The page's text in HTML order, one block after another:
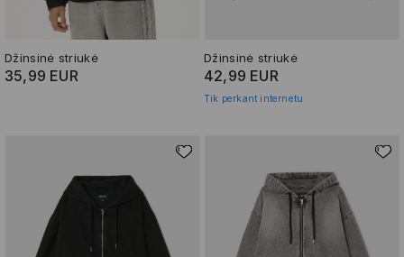
Džinsinė striukė
35,99 EUR
Džinsinė striukė
42,99 EUR
Tik perkant internetu